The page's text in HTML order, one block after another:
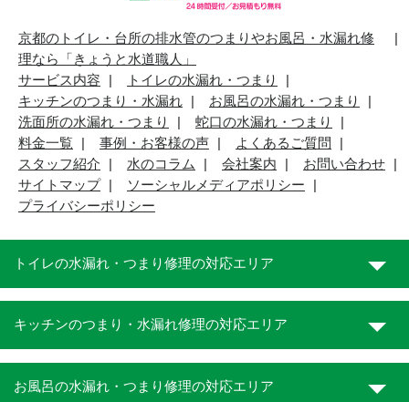
京都のトイレ・台所の排水管のつまりやお風呂・水漏れ修
理なら「きょうと水道職人」
サービス内容
トイレの水漏れ・つまり
キッチンのつまり・水漏れ
お風呂の水漏れ・つまり
洗面所の水漏れ・つまり
蛇口の水漏れ・つまり
料金一覧
事例・お客様の声
よくあるご質問
スタッフ紹介
水のコラム 会社案内
お問い合わせ
サイトマップ
ソーシャルメディアポリシー
プライバシーポリシー
トイレの水漏れ・つまり修理の対応エリア
キッチンのつまり・水漏れ修理の対応エリア
お風呂の水漏れ・つまり修理の対応エリア